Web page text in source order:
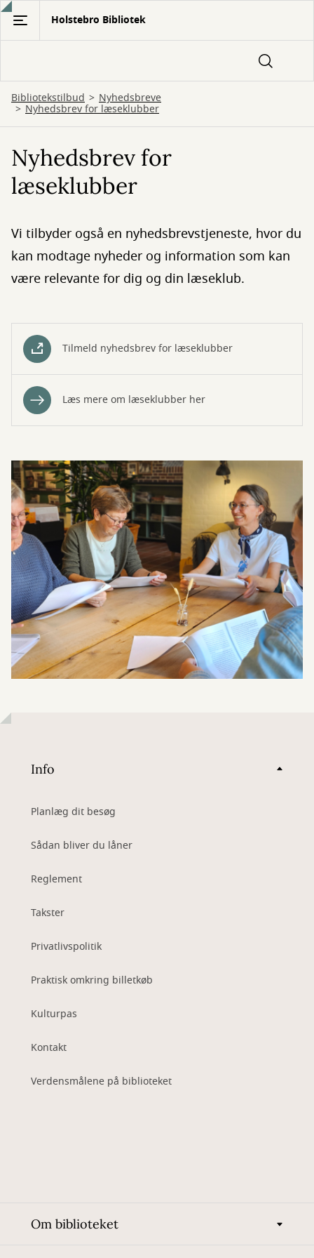
Gå
hovedindhold
Holstebro Bibliotek
Bibliotekstilbud Nyhedsbreve
Nyhedsbrev for læseklubber
Nyhedsbrev for
læseklubber
Vi tilbyder også en nyhedsbrevstjeneste, hvor du
kan modtage nyheder og information som kan
være relevante for dig og din læseklub.
Tilmeld nyhedsbrev for læseklubber
Læs mere om læseklubber her
Info
Planlæg dit besøg
Sådan bliver du låner
Reglement
Takster
Privatlivspolitik
Praktisk omkring billetkøb
Kulturpas
Kontakt
Verdensmålene på biblioteket
Om biblioteket